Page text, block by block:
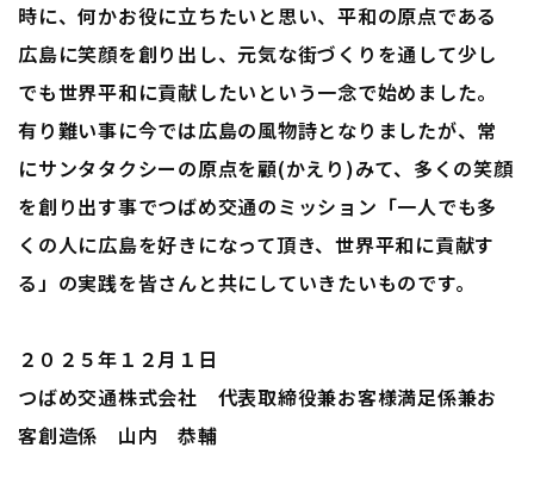
時に、何かお役に立ちたいと思い、平和の原点である
広島に笑顔を創り出し、元気な街づくりを通して少し
でも世界平和に貢献したいという一念で始めました。
有り難い事に今では広島の風物詩となりましたが、常
にサンタタクシーの原点を顧(かえり)みて、多くの笑顔
を創り出す事でつばめ交通のミッション「一人でも多
くの人に広島を好きになって頂き、世界平和に貢献す
る」の実践を皆さんと共にしていきたいものです。
２０２５年１２月１日
つばめ交通株式会社 代表取締役兼お客様満足係兼お
客創造係 山内 恭輔